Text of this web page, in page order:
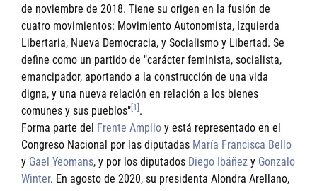
de noviembre de 2018. Tiene su origen en la fusión de
cuatro movimientos: Movimiento Autonomista, Izquierda
Libertaria, Nueva Democracia, y Socialismo y Libertad. Se
define como un partido de "carácter feminista, socialista,
emancipador, aportando a la construcción de una vida
digna, y una nueva relación en relación a los bienes
comunes y sus pueblos" [1] .
Forma parte del Frente Amplio y está representado en el
Congreso Nacional por las diputadas María Francisca Bello
y Gael Yeomans, y por los diputados Diego Ibáñez y Gonzalo
Winter. En agosto de 2020, su presidenta Alondra Arellano,